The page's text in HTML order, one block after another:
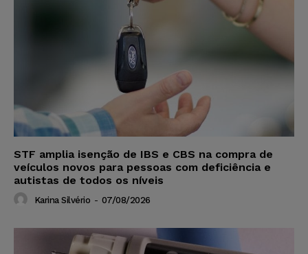
STF amplia isenção de IBS e CBS na compra de
veículos novos para pessoas com deficiência e
autistas de todos os níveis
Karina Silvério - 07/08/2026